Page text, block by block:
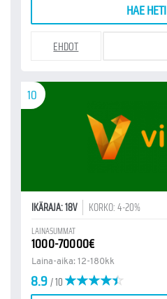
HAE HETI
EHDOT
10
IKÄRAJA: 18V KORKO: 4-20%
LAINASUMMAT
1000-70000€
Laina-aika: 12-180kk
8.9/ 10